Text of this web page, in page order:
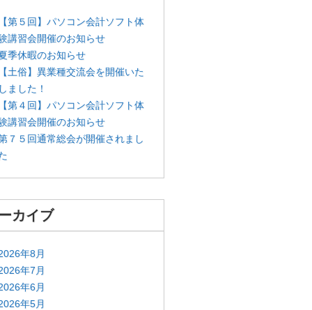
第５回】パソコン会計ソフト体
講習会開催のお知らせ
季休暇のお知らせ
土俗】異業種交流会を開催いた
ました！
第４回】パソコン会計ソフト体
講習会開催のお知らせ
７５回通常総会が開催されまし
カイブ
年8月
年7月
年6月
年5月